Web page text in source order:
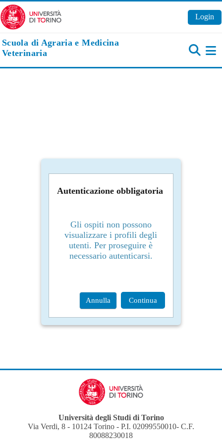
Vai al contenuto principale
Login
Scuola di Agraria e Medicina
Veterinaria
Autenticazione obbligatoria
Gli ospiti non possono
visualizzare i profili degli
utenti. Per proseguire è
necessario autenticarsi.
Annulla Continua
Università degli Studi di Torino
Via Verdi, 8 - 10124 Torino - P.I. 02099550010- C.F.
80088230018